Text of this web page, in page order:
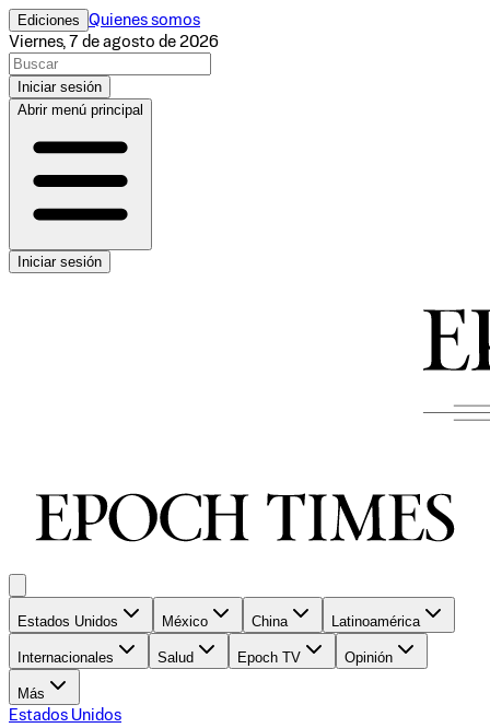
Ediciones Quienes somos
Viernes, 7 de agosto de 2026
Iniciar sesión
Abrir menú principal
Iniciar sesión
Estados Unidos México China Latinoamérica
Internacionales Salud Epoch TV Opinión
Más
Estados Unidos